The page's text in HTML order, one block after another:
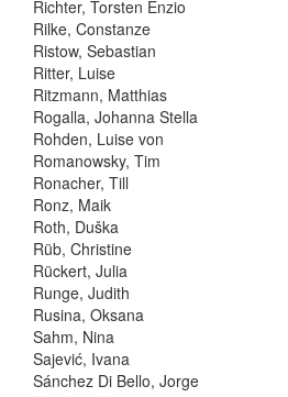
Richter, Torsten Enzio
Rilke, Constanze
Ristow, Sebastian
Ritter, Luise
Ritzmann, Matthias
Rogalla, Johanna Stella
Rohden, Luise von
Romanowsky, Tim
Ronacher, Till
Ronz, Maik
Roth, Duška
Rüb, Christine
Rückert, Julia
Runge, Judith
Rusina, Oksana
Sahm, Nina
Sajević, Ivana
Sánchez Di Bello, Jorge